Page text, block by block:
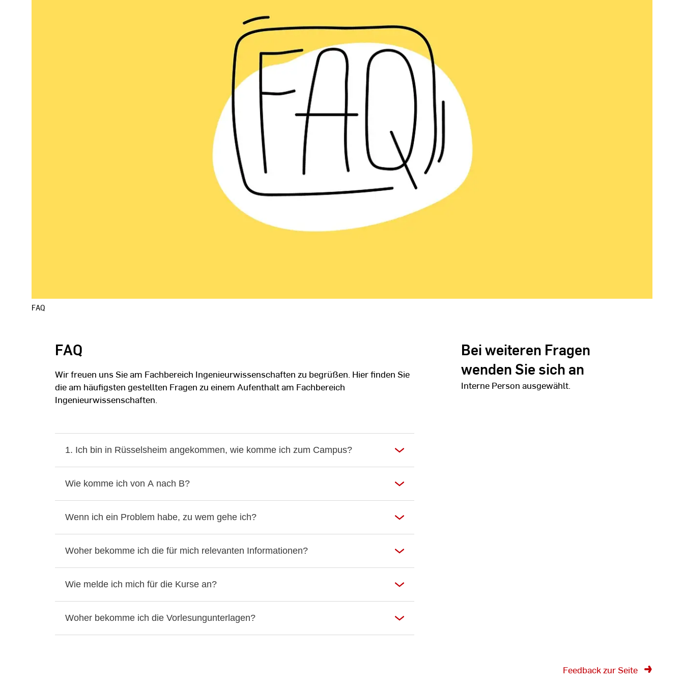
FAQ
FAQ
Wir freuen uns Sie am Fachbereich Ingenieurwissenschaften zu begrüßen. Hier finden Sie
die am häufigsten gestellten Fragen zu einem Aufenthalt am Fachbereich
Ingenieurwissenschaften.
1. Ich bin in Rüsselsheim angekommen, wie komme ich zum Campus?
Wie komme ich von A nach B?
Wenn ich ein Problem habe, zu wem gehe ich?
Woher bekomme ich die für mich relevanten Informationen?
Wie melde ich mich für die Kurse an?
Woher bekomme ich die Vorlesungunterlagen?
Bei weiteren Fragen
wenden Sie sich an
Interne Person ausgewählt.
Feedback zur Seite